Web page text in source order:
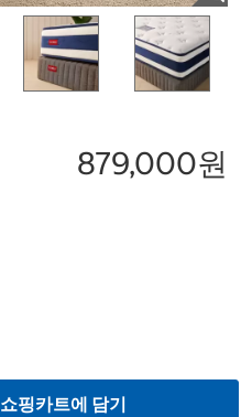
879,000원
쇼핑카트에 담기